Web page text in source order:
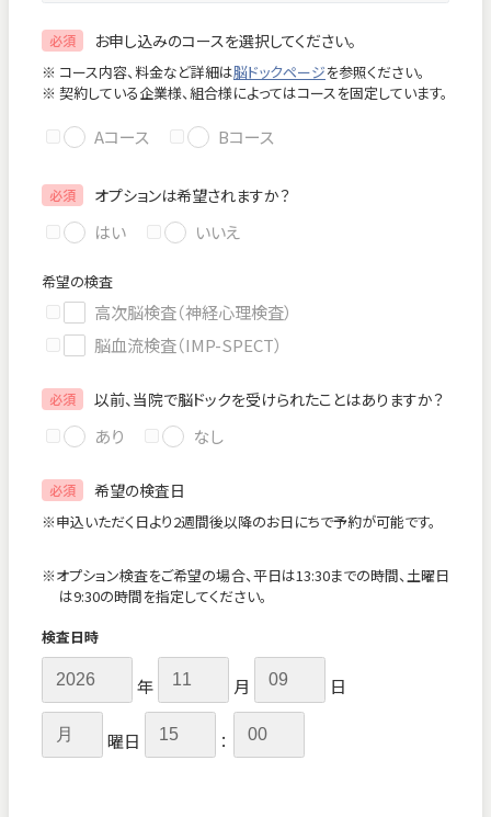
Close
必須 お申し込みのコースを選択してください。
※ コース内容、料金など詳細は脳ドックページを参照ください。
※ 契約している企業様、組合様によってはコースを固定しています。
Aコース Bコース
必須 オプションは希望されますか？
はい いいえ
希望の検査
高次脳検査（神経心理検査）
脳血流検査（IMP-SPECT）
必須 以前、当院で脳ドックを受けられたことはありますか？
あり なし
必須 希望の検査日
※申込いただく日より2週間後以降のお日にちで予約が可能です。
※オプション検査をご希望の場合、平日は13:30までの時間、土曜日
は9:30の時間を指定してください。
検査日時
年 月 日
曜日 ：